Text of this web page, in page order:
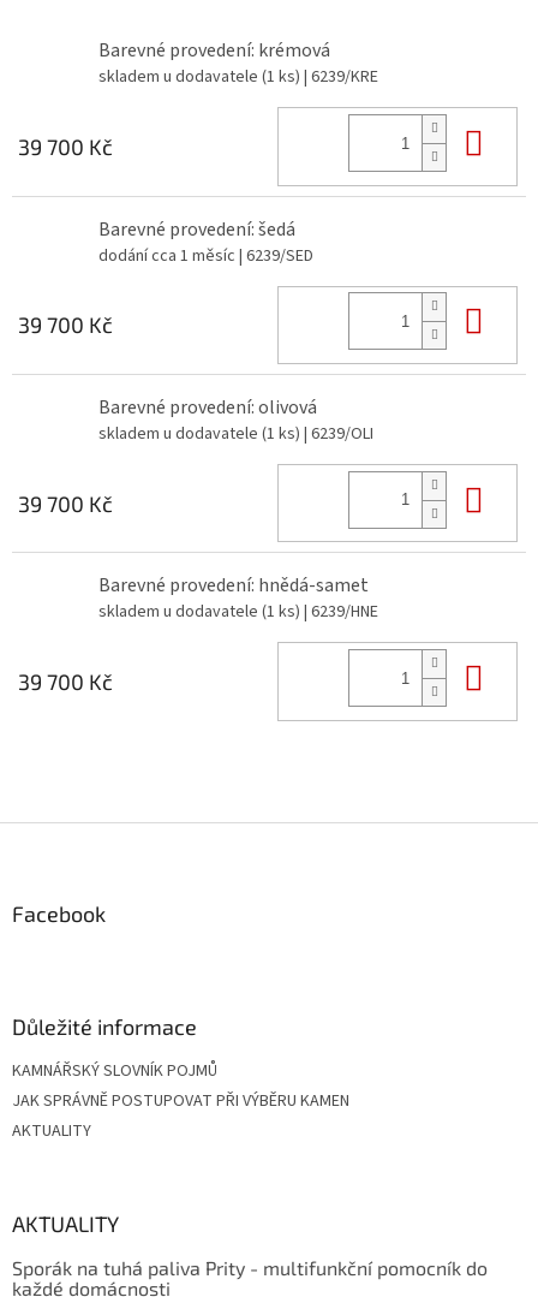
Barevné provedení: krémová
skladem u dodavatele (1 ks) | 6239/KRE
39 700 Kč
Barevné provedení: šedá
dodání cca 1 měsíc | 6239/SED
39 700 Kč
Barevné provedení: olivová
skladem u dodavatele (1 ks) | 6239/OLI
39 700 Kč
Barevné provedení: hnědá-samet
skladem u dodavatele (1 ks) | 6239/HNE
39 700 Kč
Facebook
Důležité informace
KAMNÁŘSKÝ SLOVNÍK POJMŮ
JAK SPRÁVNĚ POSTUPOVAT PŘI VÝBĚRU KAMEN
AKTUALITY
AKTUALITY
Sporák na tuhá paliva Prity - multifunkční pomocník do
každé domácnosti